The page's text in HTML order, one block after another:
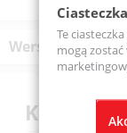
Wersje produktu
Klienci
Te
mogą